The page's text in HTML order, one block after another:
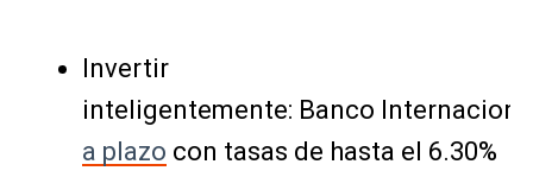
Invertir
inteligentemente: Banco
a plazo con tasas de hasta el 6.30%